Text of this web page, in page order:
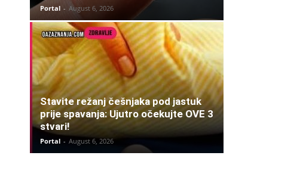
Portal - August 6, 2026
Stavite režanj češnjaka pod jastuk
prije spavanja: Ujutro očekujte OVE 3
stvari!
Portal - August 6, 2026